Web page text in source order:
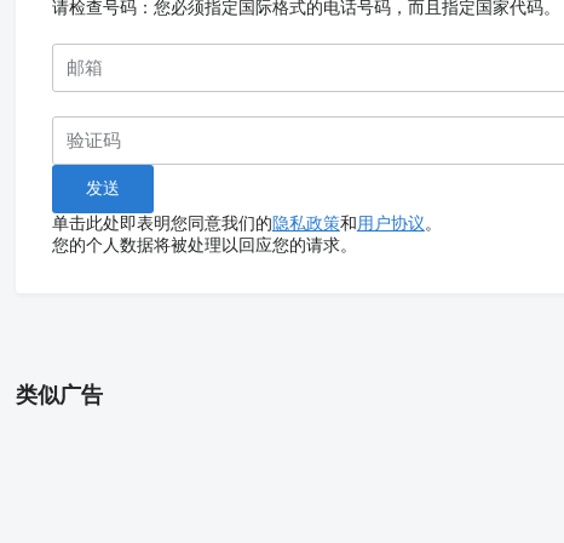
请检查号码：您必须指定国际格式的电话号码，而且指定国家代码。
单击此处即表明您同意我们的隐私政策和用户协议。
您的个人数据将被处理以回应您的请求。
类似广告